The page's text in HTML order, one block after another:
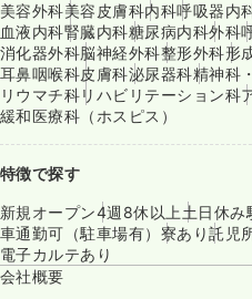
美容外科美容皮膚科内科呼吸器内
血液内科腎臓内科糖尿病内科外科
消化器外科脳神経外科整形外科形
耳鼻咽喉科皮膚科泌尿器科精神科
リウマチ科リハビリテーション科
緩和医療科（ホスピス）
特徴で探す
新規オープン4週8休以上 土日休み
車通勤可（駐車場有） 寮あり託児
電子カルテあり
会社概要